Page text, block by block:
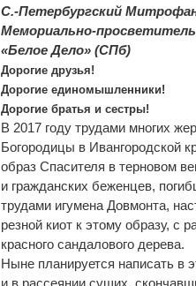
С.-Петербургский
Мемориально-
«Белое Дело» (СПб)
Дорогие друзья!
Дорогие единомышленники!
Дорогие братья и сестры!
В 2017 году трудами многих
Богородицы в Ивангородской
образ Спасителя в терновом
и гражданских беженцев,
трудами игумена Довмонта,
резной киот к этому образу, с
красного сандалового дерева.
Ныне планируется написать в
и в рассеянии сущих,